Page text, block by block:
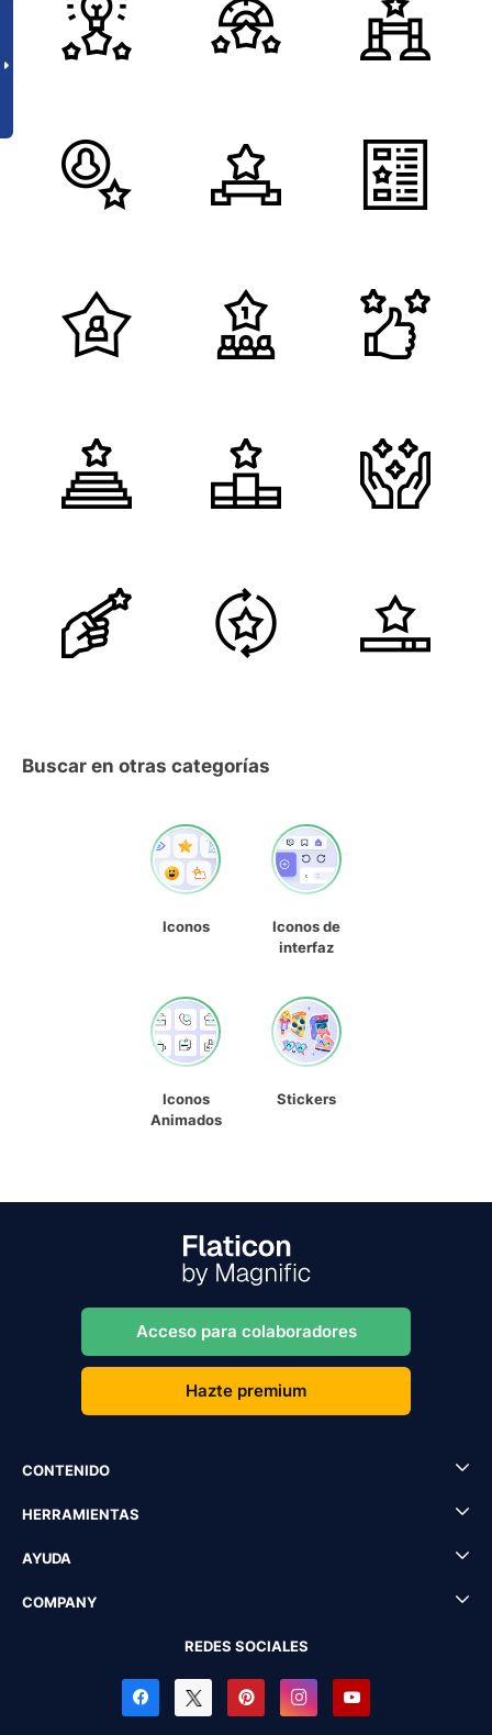
Buscar en otras categorías
Iconos
Iconos de
interfaz
Iconos
Animados
Stickers
Acceso para colaboradores
Hazte premium
CONTENIDO
HERRAMIENTAS
AYUDA
COMPANY
REDES SOCIALES